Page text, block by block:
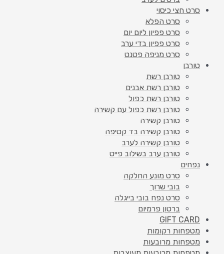
סרט חצי כיסוי
סרט הפלא
סרט פפיון ליום יום
סרט פפיון בדי ערב
סרט מניפה פטנט
טורבן
טורבן רשת
טורבן רשת אבנים
טורבן רשת כפול
טורבן רשת כפול עם קשירה
טורבן קשירה
טורבן קשירה בד קטיפה
טורבן קשירה לערב
טורבן ערב בשילוב פייט
נפחים
סרט מונע החלקה
בובי שרוך
סרט נפח בובי בייגלה
ברטון פרמיום
GIFT CARD
מטפחות רקומות
מטפחות מרובעות